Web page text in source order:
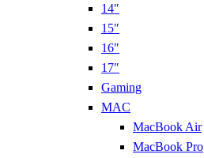
14″
15″
16″
17″
Gaming
MAC
MacBook Air
MacBook Pro